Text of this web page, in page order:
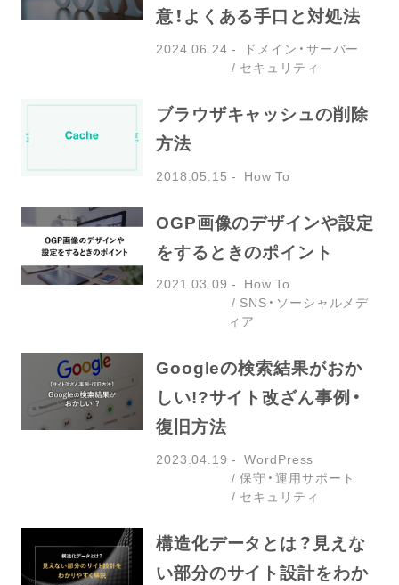
意！よくある手口と対処法
2024.06.24
ドメイン・サーバー
セキュリティ
ブラウザキャッシュの削除
方法
2018.05.15 How To
OGP画像のデザインや設定
をするときのポイント
2021.03.09
How To
SNS・ソーシャルメデ
ィア
Googleの検索結果がおか
しい!?サイト改ざん事例・
復旧方法
2023.04.19
WordPress
保守・運用サポート
セキュリティ
構造化データとは？見えな
い部分のサイト設計をわか